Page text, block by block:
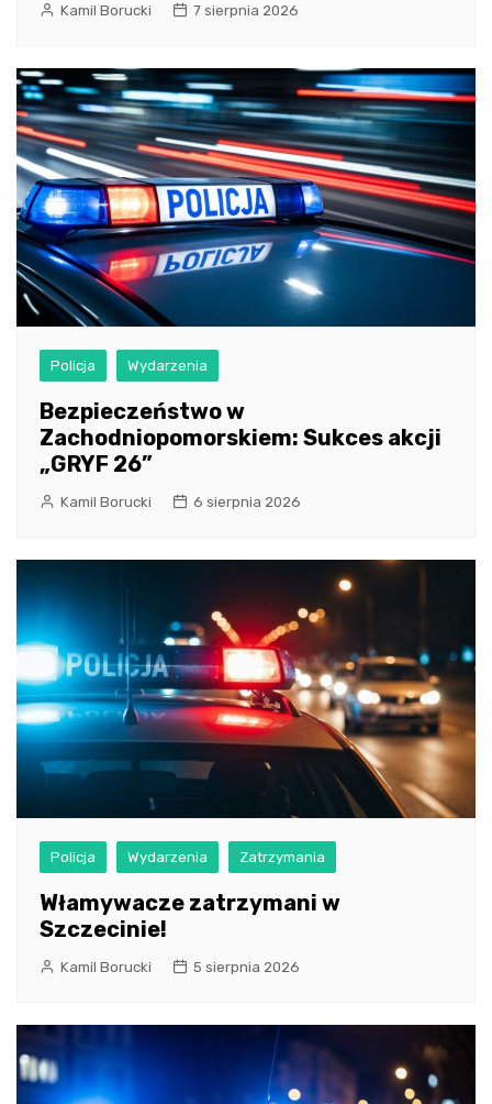
Kamil Borucki 7 sierpnia 2026
Policja Wydarzenia
Bezpieczeństwo w
Zachodniopomorskiem: Sukces akcji
„GRYF 26”
Kamil Borucki 6 sierpnia 2026
Policja Wydarzenia Zatrzymania
Włamywacze zatrzymani w
Szczecinie!
Kamil Borucki 5 sierpnia 2026